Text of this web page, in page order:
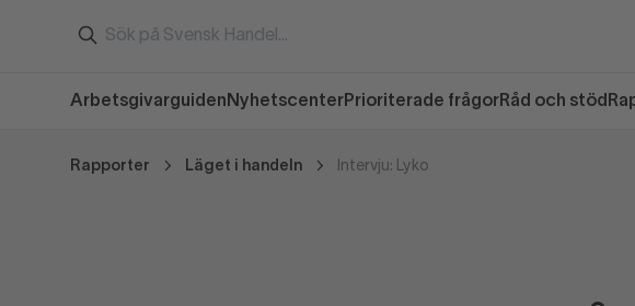
Arbetsgivarguiden Nyhetscenter Prioriterade frågor Råd och stöd
Rapporter Läget i handeln Intervju: Lyko